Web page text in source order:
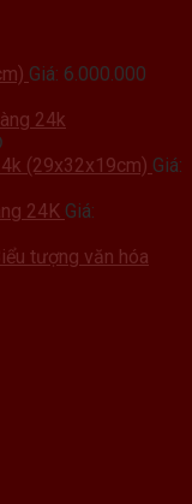
Giá: 6.000.000
24k
(29x32x19cm) Giá:
24K Giá:
tượng văn hóa